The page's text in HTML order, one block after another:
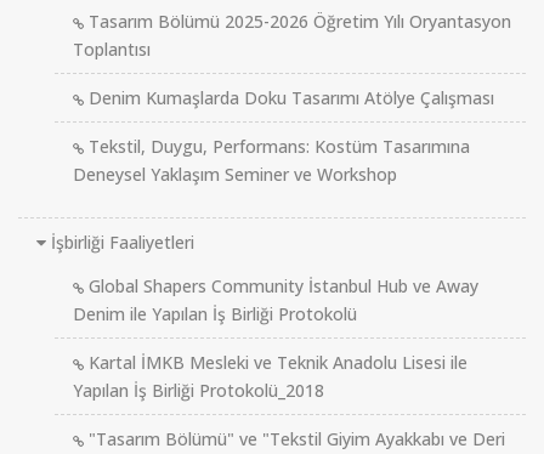
Tasarım Bölümü 2025-2026 Öğretim Yılı Oryantasyon
Toplantısı
Denim Kumaşlarda Doku Tasarımı Atölye Çalışması
Tekstil, Duygu, Performans: Kostüm Tasarımına
Deneysel Yaklaşım Seminer ve Workshop
İşbirliği Faaliyetleri
Global Shapers Community İstanbul Hub ve Away
Denim ile Yapılan İş Birliği Protokolü
Kartal İMKB Mesleki ve Teknik Anadolu Lisesi ile
Yapılan İş Birliği Protokolü_2018
"Tasarım Bölümü" ve "Tekstil Giyim Ayakkabı ve Deri